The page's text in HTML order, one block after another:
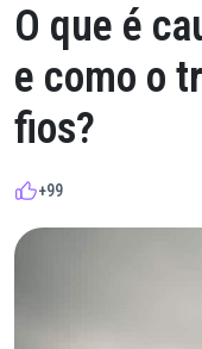
O que é
e como o
fios?
+99